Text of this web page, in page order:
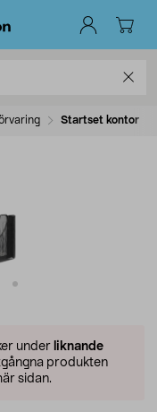
Startset kontor
under liknande
produkten
sidan.